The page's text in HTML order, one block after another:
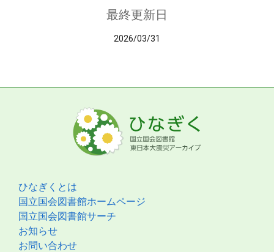
最終更新日
2026/03/31
ひなぎくとは
国立国会図書館ホームページ
国立国会図書館サーチ
お知らせ
お問い合わせ